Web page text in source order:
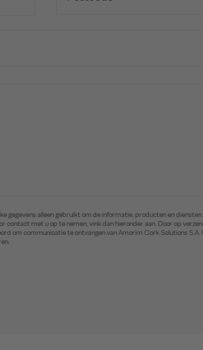
alleen gebruikt om de informatie, producten en
met u op te nemen, vink dan hieronder aan. Door op
om communicatie te ontvangen van Amorim Cork Solutions